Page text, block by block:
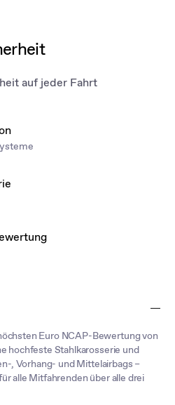
auf jeder Fahrt
Euro NCAP-Bewertung von
hochfeste Stahlkarosserie und
, Vorhang- und Mittelairbags –
alle Mitfahrenden über alle drei